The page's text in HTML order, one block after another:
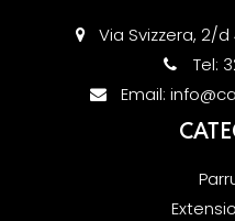
Via Svizzera, 2/d
Tel:
Email: